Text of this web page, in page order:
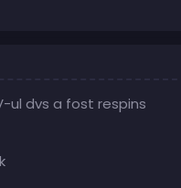
ul dvs a fost respins